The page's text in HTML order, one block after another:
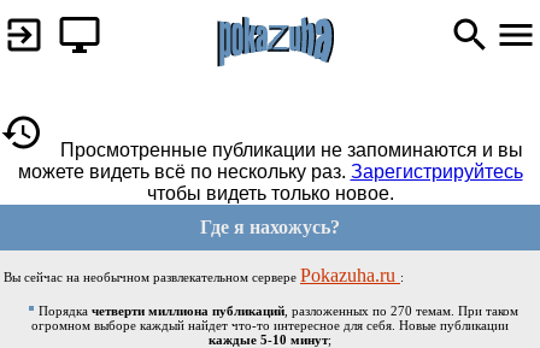
Просмотренные публикации не запоминаются и вы
можете видеть всё по нескольку раз. Зарегистрируйтесь
чтобы видеть только новое.
Где я нахожусь?
Вы сейчас на необычном развлекательном сервере Pokazuha.ru :
Порядка четверти миллиона публикаций, разложенных по 270 темам. При таком
огромном выборе каждый найдет что-то интересное для себя. Новые публикации
каждые 5-10 минут;